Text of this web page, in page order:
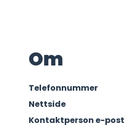
Om
Telefonnummer
Nettside
Kontaktperson e-post